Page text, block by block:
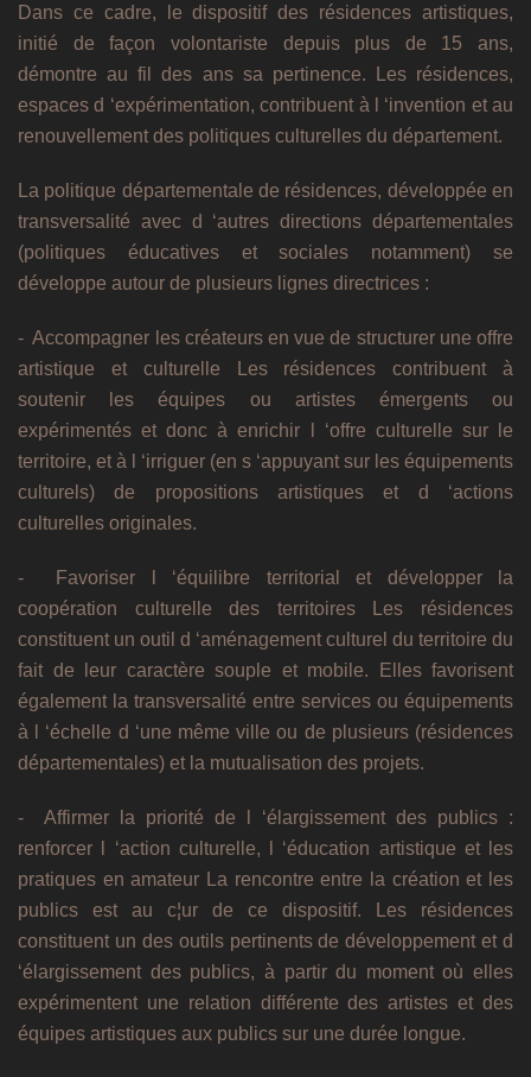
Dans ce cadre, le dispositif des résidences artistiques,
initié de façon volontariste depuis plus de 15 ans,
démontre au fil des ans sa pertinence. Les résidences,
espaces d ‘expérimentation, contribuent à l ‘invention et au
renouvellement des politiques culturelles du département.
La politique départementale de résidences, développée en
transversalité avec d ‘autres directions départementales
(politiques éducatives et sociales notamment) se
développe autour de plusieurs lignes directrices :
- Accompagner les créateurs en vue de structurer une offre
artistique et culturelle Les résidences contribuent à
soutenir les équipes ou artistes émergents ou
expérimentés et donc à enrichir l ‘offre culturelle sur le
territoire, et à l ‘irriguer (en s ‘appuyant sur les équipements
culturels) de propositions artistiques et d ‘actions
culturelles originales.
- Favoriser l ‘équilibre territorial et développer la
coopération culturelle des territoires Les résidences
constituent un outil d ‘aménagement culturel du territoire du
fait de leur caractère souple et mobile. Elles favorisent
également la transversalité entre services ou équipements
à l ‘échelle d ‘une même ville ou de plusieurs (résidences
départementales) et la mutualisation des projets.
- Affirmer la priorité de l ‘élargissement des publics :
renforcer l ‘action culturelle, l ‘éducation artistique et les
pratiques en amateur La rencontre entre la création et les
publics est au c¦ur de ce dispositif. Les résidences
constituent un des outils pertinents de développement et d
‘élargissement des publics, à partir du moment où elles
expérimentent une relation différente des artistes et des
équipes artistiques aux publics sur une durée longue.